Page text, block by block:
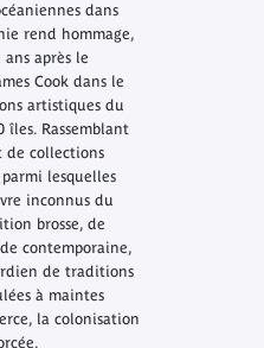
dans
rend hommage,
après le
Cook dans le
artistiques du
Rassemblant
de collections
lesquelles
inconnus du
brosse, de
contemporaine,
de traditions
à maintes
la colonisation